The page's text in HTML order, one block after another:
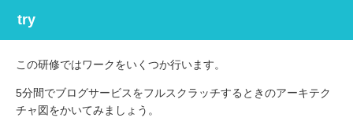
try
この研修ではワークをいくつか行います。
5分間でブログサービスをフルスクラッチするときのアーキテク
チャ図をかいてみましょう。